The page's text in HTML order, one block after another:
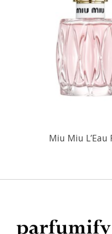
Miu Miu L’Eau